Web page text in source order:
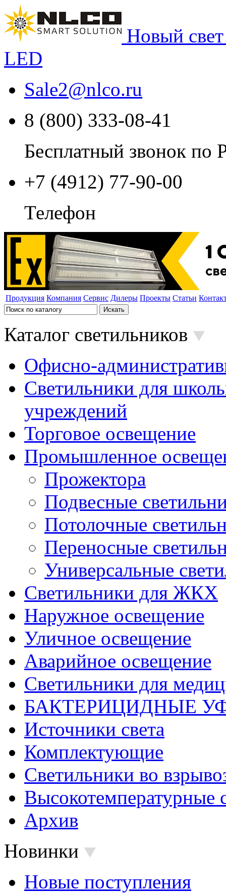
Новый
LED
Sale2@nlco.ru
8 (800) 333-08-41
Бесплатный звонок по
+7 (4912) 77-90-00
Телефон
Продукция Компания Сервис Дилеры Проекты Статьи
Каталог светильников
Офисно-
Светильники для
учреждений
Торговое освещение
Промышленное
Прожектора
Подвесные
Потолочные
Переносные
Универсальные
Светильники для ЖКХ
Наружное освещение
Уличное освещение
Аварийное освещение
Светильники для
БАКТЕРИЦИДНЫЕ
Источники света
Комплектующие
Светильники во
Высокотемпературные
Архив
Новинки
Новые поступления